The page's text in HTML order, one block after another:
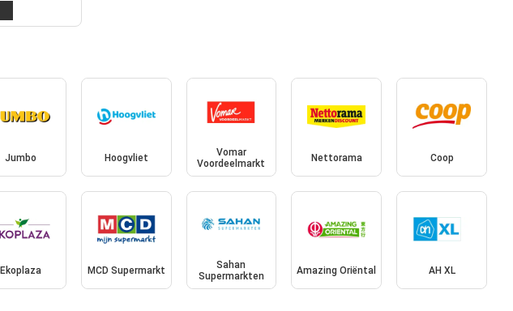
Jumbo Hoogvliet
Vomar
Voordeelmarkt
Nettorama Coop
Ekoplaza MCD Supermarkt
Sahan
Supermarkten
Amazing Oriëntal AH XL